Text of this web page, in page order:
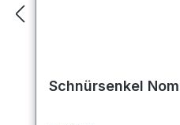
Schnürsenkel